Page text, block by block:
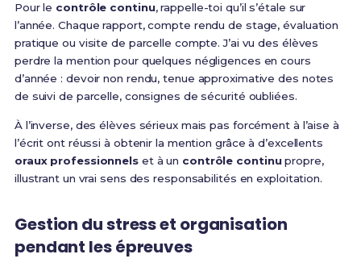
Pour le contrôle continu, rappelle-toi qu’il s’étale sur
l’année. Chaque rapport, compte rendu de stage, évaluation
pratique ou visite de parcelle compte. J’ai vu des élèves
perdre la mention pour quelques négligences en cours
d’année : devoir non rendu, tenue approximative des notes
de suivi de parcelle, consignes de sécurité oubliées.
À l’inverse, des élèves sérieux mais pas forcément à l’aise à
l’écrit ont réussi à obtenir la mention grâce à d’excellents
oraux professionnelset à un contrôle continupropre,
illustrant un vrai sens des responsabilités en exploitation.
Gestion du stress et organisation
pendant les épreuves